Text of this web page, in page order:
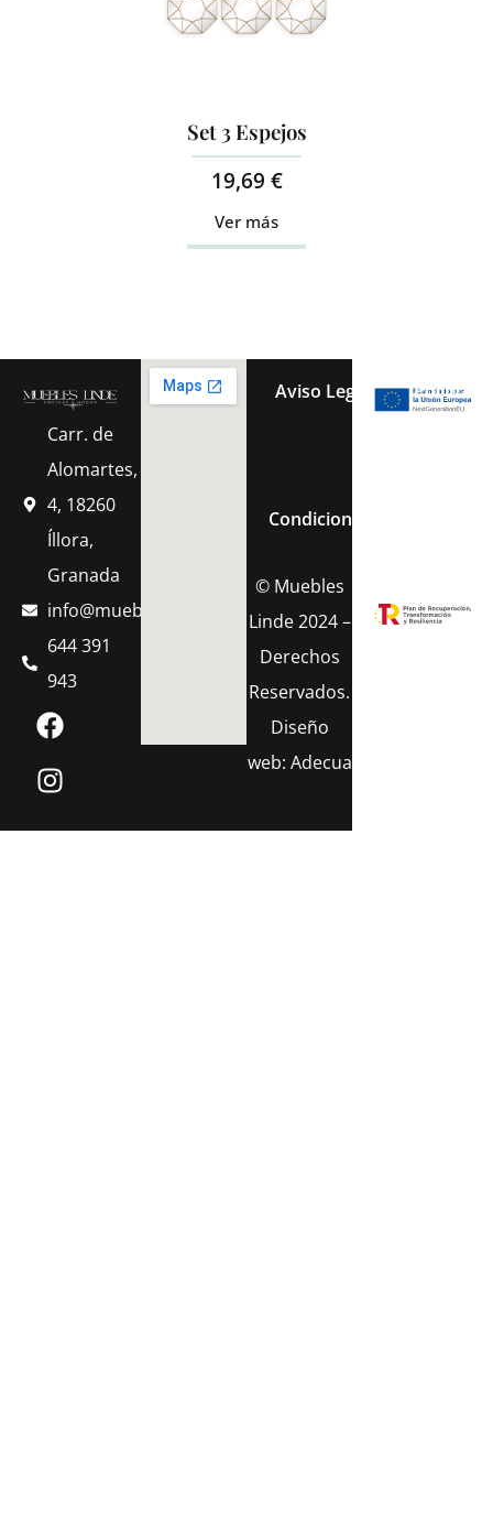
Set 3 Espejos
19,69 €
Ver más
Carr. de
Alomartes,
4, 18260
Íllora,
Granada
info@muebleslinde.com
644 391
943
Aviso Legal Política
Condiciones Generales
© Muebles
Linde 2024 –
Derechos
Reservados.
Diseño
web: Adecua